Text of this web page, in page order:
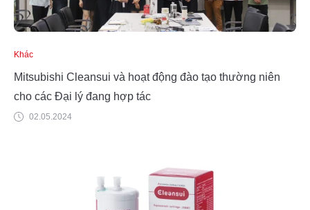
Khác
Mitsubishi Cleansui và hoạt động đào tạo thường niên
cho các Đại lý đang hợp tác
02.05.2024